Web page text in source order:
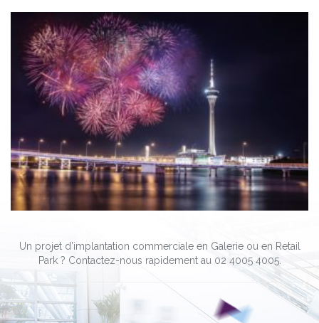
Un projet d’implantation commerciale en Galerie ou en Retail
Park ? Contactez-nous rapidement au 02 4005 4005.